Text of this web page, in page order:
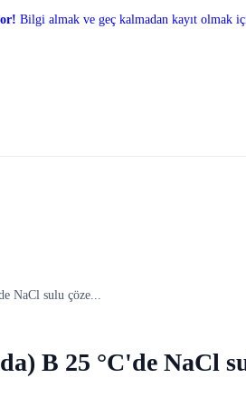
Bilgi almak ve geç kalmadan kayıt olmak
NaCl sulu çöze...
B 25 °C'de NaCl